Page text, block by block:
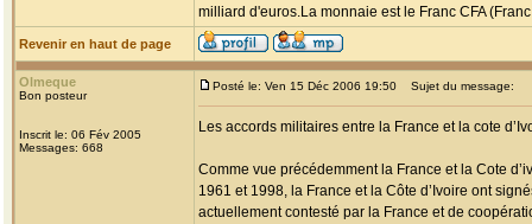
milliard d'euros.La monnaie est le Franc CFA
Revenir en haut de page
Olmeque
Bon posteur
Inscrit le: 06 Fév 2005
Messages: 668
Posté le: Ven 15 Déc 2006 19:50 Sujet du message:
Les accords militaires entre la France et la cote
Comme vue précédemment la France et la Cote
1961 et 1998, la France et la Côte d’Ivoire ont
actuellement contesté par la France et de